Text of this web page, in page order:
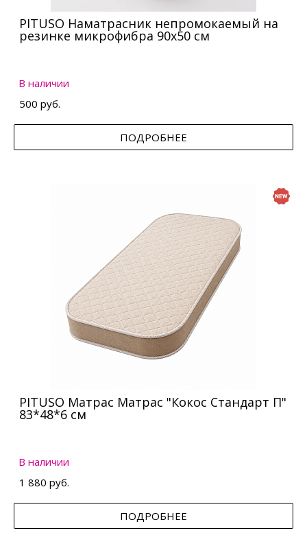
PITUSO Наматрасник непромокаемый на
резинке микрофибра 90х50 см
В наличии
500 руб.
ПОДРОБНЕЕ
PITUSO Матрас Матрас "Кокос Стандарт П"
83*48*6 см
В наличии
1 880 руб.
ПОДРОБНЕЕ